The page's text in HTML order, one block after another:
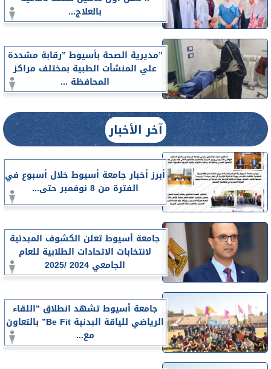
بالعلاج...
”مديرية الصحة بأسيوط ”رقابة مشددة
علي المنشأت الطبية بمختلف مراكز
المحافظة ...
آخر الأخبار
أبرز أخبار جامعة أسيوط خلال أسبوع في
الفترة من 8 نوفمبر حتى...
جامعة أسيوط تعلن الكشوف المبدئية
لانتخابات الاتحادات الطلابية للعام
الجامعي 2024 /2025
جامعة أسيوط تشهد انطلاق ”اللقاء
الرياضي للياقة البدنية Be Fit” بالتعاون
مع...